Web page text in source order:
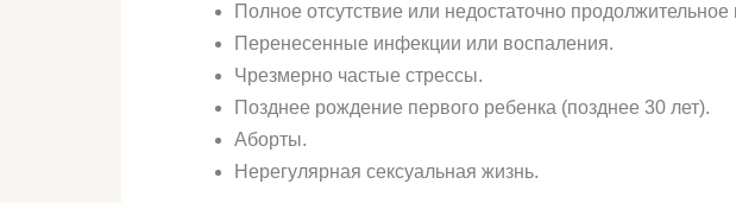
Полное отсутствие или недостаточно
Перенесенные инфекции или воспаления.
Чрезмерно частые стрессы.
Позднее рождение первого ребенка (позднее 30 лет).
Аборты.
Нерегулярная сексуальная жизнь.